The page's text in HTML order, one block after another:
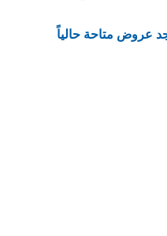
عروض متاحة حالياً